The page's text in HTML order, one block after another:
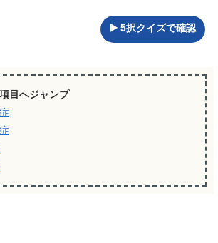
▶️ 5択クイズで確認
目へジャンプ